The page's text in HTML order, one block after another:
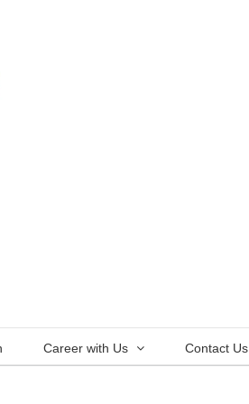
Career with Us Contact Us